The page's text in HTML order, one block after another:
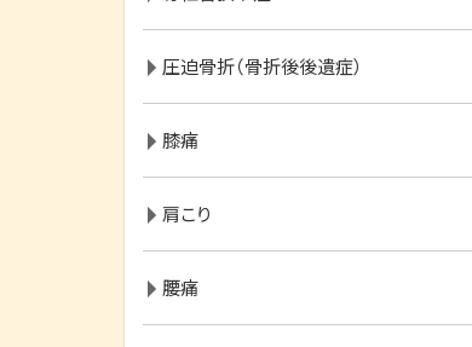
圧迫骨折（骨折後後遺症）
膝痛
肩こり
腰痛